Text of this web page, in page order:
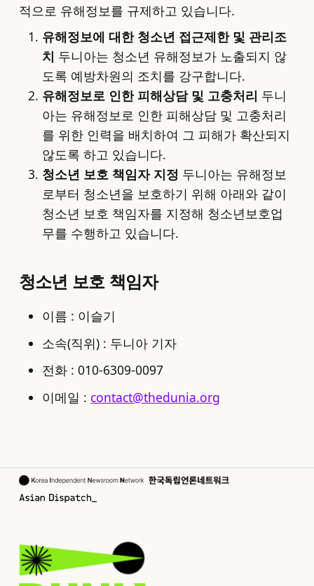
적으로 유해정보를 규제하고 있습니다.
유해정보에 대한 청소년 접근제한 및 관리조
치 두니아는 청소년 유해정보가 노출되지 않
도록 예방차원의 조치를 강구합니다.
유해정보로 인한 피해상담 및 고충처리 두니
아는 유해정보로 인한 피해상담 및 고충처리
를 위한 인력을 배치하여 그 피해가 확산되지
않도록 하고 있습니다.
청소년 보호 책임자 지정 두니아는 유해정보
로부터 청소년을 보호하기 위해 아래와 같이
청소년 보호 책임자를 지정해 청소년보호업
무를 수행하고 있습니다.
청소년 보호 책임자
이름 : 이슬기
소속(직위) : 두니아 기자
전화 : 010-6309-0097
이메일 : contact@thedunia.org